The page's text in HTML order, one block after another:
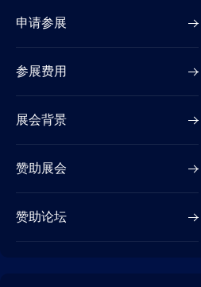
申请参展
参展费用
展会背景
赞助展会
赞助论坛